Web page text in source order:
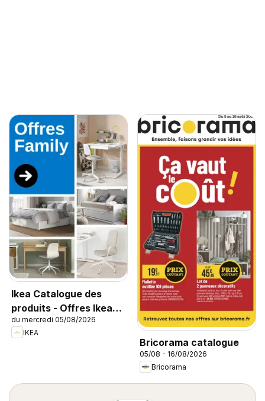
Ikea Catalogue des
produits - Offres Ikea
Family
du mercredi 05/08/2026
IKEA
Bricorama catalogue
05/08 - 16/08/2026
Bricorama